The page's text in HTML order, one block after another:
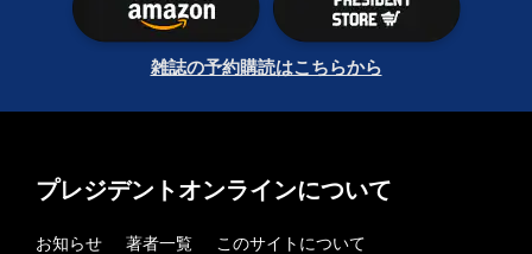
雑誌の予約購読はこちらから
プレジデントオンラインについて
お知らせ 著者一覧
このサイトについて